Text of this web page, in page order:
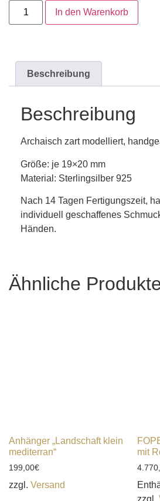
In den Warenkorb
Beschreibung
Beschreibung
Archaisch zart modelliert,
Größe: je 19×20 mm
Material: Sterlingsilber 925
Nach 14 Tagen Fertigungszeit,
individuell geschaffenes
Händen.
Ähnliche
Anhänger „Landschaft klein
mediterran“
199,00€
zzgl. Versand
mit